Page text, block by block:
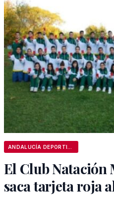
El Club Natación
saca tarjeta roja